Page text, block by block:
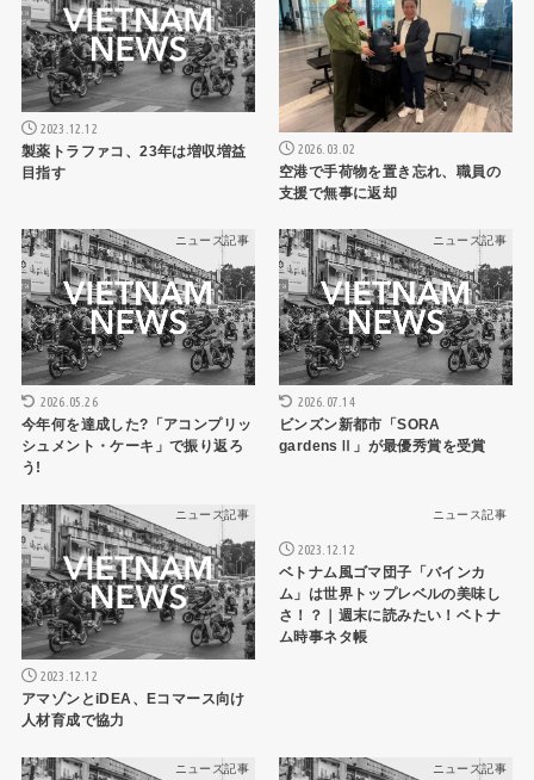
2023.12.12
製薬トラファコ、23年は増収増益
目指す
2026.03.02
空港で手荷物を置き忘れ、職員の
支援で無事に返却
ニュース記事
2026.05.26
今年何を達成した?「アコンプリッ
シュメント・ケーキ」で振り返ろ
う!
ニュース記事
2026.07.14
ビンズン新都市「SORA
gardensⅡ」が最優秀賞を受賞
ニュース記事
2023.12.12
アマゾンとiDEA、Eコマース向け
人材育成で協力
ニュース記事
2023.12.12
ベトナム風ゴマ団子「バインカ
ム」は世界トップレベルの美味し
さ！？｜週末に読みたい！ベトナ
ム時事ネタ帳
ニュース記事 ニュース記事